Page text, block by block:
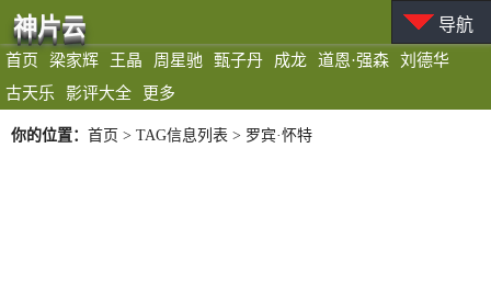
首页 梁家辉 王晶 周星驰 甄子丹 成龙 道恩·强森
刘德华
古天乐
影评大全 更多
神片云 导航
你的位置： 首页 > TAG信息列表 > 罗宾·怀特